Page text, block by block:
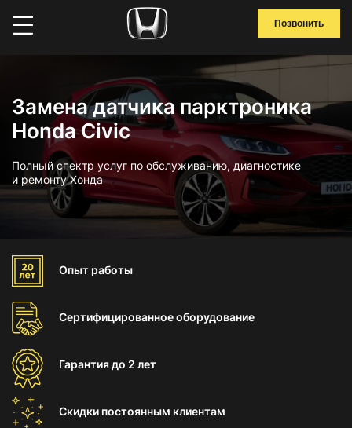
Позвонить
Замена датчика парктроника
Honda Civic
Полный спектр услуг по обслуживанию, диагностике
и ремонту Хонда
Опыт работы
Сертифицированноеоборудование
Гарантиядо 2 лет
Скидки постоянным клиентам